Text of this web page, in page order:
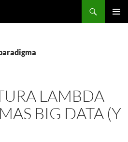
LAMBDA
BIG DATA (Y